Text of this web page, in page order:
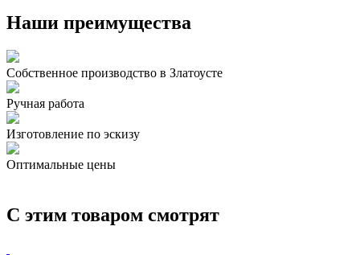
Наши преимущества
Собственное производство в Златоусте
Ручная работа
Изготовление по эскизу
Оптимальные цены
С этим товаром смотрят